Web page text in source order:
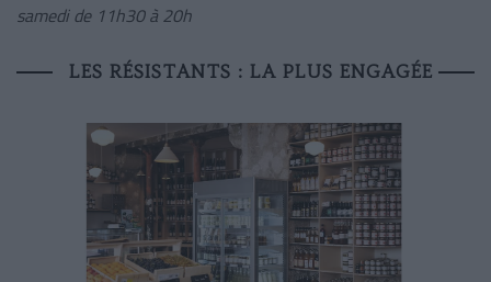
samedi de 11h30 à 20h
LES RÉSISTANTS : LA PLUS ENGAGÉE